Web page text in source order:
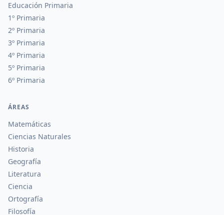
Educación Primaria
1º Primaria
2º Primaria
3º Primaria
4º Primaria
5º Primaria
6º Primaria
ÁREAS
Matemáticas
Ciencias Naturales
Historia
Geografía
Literatura
Ciencia
Ortografía
Filosofía